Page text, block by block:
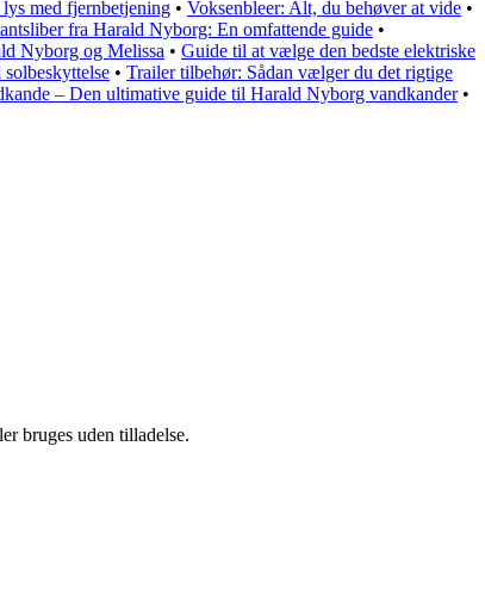
med fjernbetjening • Voksenbleer: Alt, du behøver at vide •
fra Harald Nyborg: En omfattende guide •
Nyborg og Melissa • Guide til at vælge den bedste elektriske
• Trailer tilbehør: Sådan vælger du det rigtige
– Den ultimative guide til Harald Nyborg vandkander•
bruges uden tilladelse.